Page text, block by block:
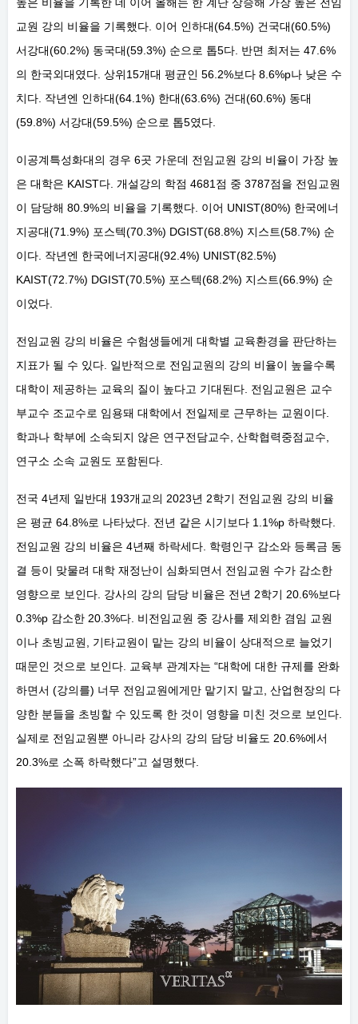
교원 강의 비율을 기록했다. 이어 인하대(64.5%) 건국대(60.5%)
서강대(60.2%) 동국대(59.3%) 순으로 톱5다. 반면 최저는 47.6%
의 한국외대였다. 상위15개대 평균인 56.2%보다 8.6%p나 낮은 수
치다. 작년엔 인하대(64.1%) 한대(63.6%) 건대(60.6%) 동대
(59.8%) 서강대(59.5%) 순으로 톱5였다.
이공계특성화대의 경우 6곳 가운데 전임교원 강의 비율이 가장 높
은 대학은 KAIST다. 개설강의 학점 4681점 중 3787점을 전임교원
이 담당해 80.9%의 비율을 기록했다. 이어 UNIST(80%) 한국에너
지공대(71.9%) 포스텍(70.3%) DGIST(68.8%) 지스트(58.7%) 순
이다. 작년엔 한국에너지공대(92.4%) UNIST(82.5%)
KAIST(72.7%) DGIST(70.5%) 포스텍(68.2%) 지스트(66.9%) 순
이었다.
전임교원 강의 비율은 수험생들에게 대학별 교육환경을 판단하는
지표가 될 수 있다. 일반적으로 전임교원의 강의 비율이 높을수록
대학이 제공하는 교육의 질이 높다고 기대된다. 전임교원은 교수
부교수 조교수로 임용돼 대학에서 전일제로 근무하는 교원이다.
학과나 학부에 소속되지 않은 연구전담교수, 산학협력중점교수,
연구소 소속 교원도 포함된다.
전국 4년제 일반대 193개교의 2023년 2학기 전임교원 강의 비율
은 평균 64.8%로 나타났다. 전년 같은 시기보다 1.1%p 하락했다.
전임교원 강의 비율은 4년째 하락세다. 학령인구 감소와 등록금 동
결 등이 맞물려 대학 재정난이 심화되면서 전임교원 수가 감소한
영향으로 보인다. 강사의 강의 담당 비율은 전년 2학기 20.6%보다
0.3%p 감소한 20.3%다. 비전임교원 중 강사를 제외한 겸임 교원
이나 초빙교원, 기타교원이 맡는 강의 비율이 상대적으로 늘었기
때문인 것으로 보인다. 교육부 관계자는 “대학에 대한 규제를 완화
하면서 (강의를) 너무 전임교원에게만 맡기지 말고, 산업현장의 다
양한 분들을 초빙할 수 있도록 한 것이 영향을 미친 것으로 보인다.
실제로 전임교원뿐 아니라 강사의 강의 담당 비율도 20.6%에서
20.3%로 소폭 하락했다”고 설명했다.